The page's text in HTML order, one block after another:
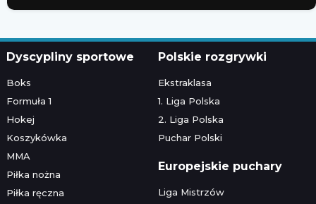
Dyscypliny sportowe
Boks
Formuła 1
Hokej
Koszykówka
MMA
Piłka nożna
Piłka ręczna
Polskie rozgrywki
Ekstraklasa
1. Liga Polska
2. Liga Polska
Puchar Polski
Europejskie puchary
Liga Mistrzów